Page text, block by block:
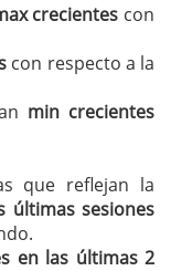
crecientes con
con respecto a la
min crecientes
que reflejan la
últimas sesiones
en las últimas 2